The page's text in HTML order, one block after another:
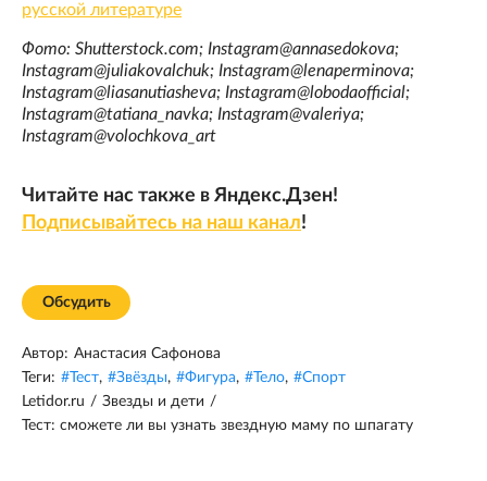
русской литературе
Фото: Shutterstock.com; Instagram@annasedokova;
Instagram@juliakovalchuk; Instagram@lenaperminova;
Instagram@liasanutiasheva; Instagram@lobodaofficial;
Instagram@tatiana_navka; Instagram@valeriya;
Instagram@volochkova_art
Читайте нас также в Яндекс.Дзен!
Подписывайтесь на наш канал!
Обсудить
Автор: Анастасия Сафонова
Теги: #Тест, #Звёзды, #Фигура, #Тело, #Спорт
Letidor.ru / Звезды и дети /
Тест: сможете ли вы узнать звездную маму по шпагату